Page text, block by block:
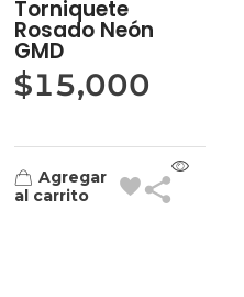
Torniquete
Rosado Neón
GMD
$15,000
Agregar
al carrito